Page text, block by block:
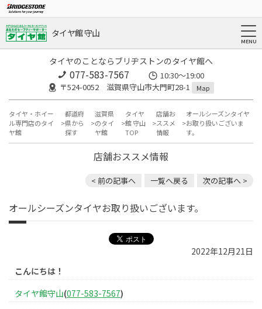
タイヤ館 守山
タイヤのことならブリヂストンのタイヤ館へ
077-583-7567
10:30～19:00
〒524-0052 滋賀県守山市大門町28-1
Map
タイヤ・ホイー
ル専門店のタイ
ヤ館
都道府
県から
探す
滋賀県
のタイ
ヤ館
タイヤ
館 守山
TOP
店舗お
ススメ
情報
オールシーズンタイヤ
お取り扱いございま
す。
店舗おススメ情報
< 前の記事へ 一覧へ戻る 次の記事へ >
オールシーズンタイヤお取り扱いございます。
2022年12月21日
こんにちは！
タイヤ館守山(077-583-7567)